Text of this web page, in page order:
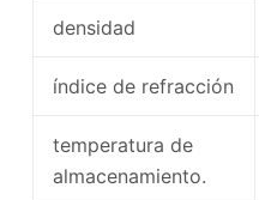
densidad
índice de refracción
temperatura de
almacenamiento.